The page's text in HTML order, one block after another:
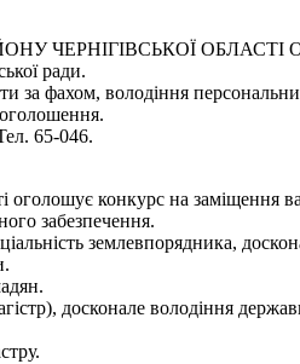
ЧЕРНІГІВСЬКОЇ
ради.
за фахом, володіння
65-046.
оголошує конкурс на заміщення
забезпечення.
землевпорядника,
досконале володіння